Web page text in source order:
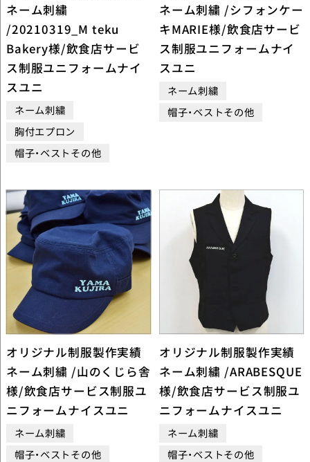
ネーム刺繍
/20210319_M teku
Bakery様/飲食店サービ
ス制服ユニフォームナイ
スユニ
ネーム刺繍
胸付エプロン
帽子・ベストその他
ネーム刺繍 /シフォンケー
キMARIE様/飲食店サービ
ス制服ユニフォームナイ
スユニ
ネーム刺繍
帽子・ベストその他
オリジナル制服製作実績
ネーム刺繍 /山のくじら舎
様/飲食店サービス制服ユ
ニフォームナイスユニ
ネーム刺繍
帽子・ベストその他
オリジナル制服製作実績
ネーム刺繍 /ARABESQUE
様/飲食店サービス制服ユ
ニフォームナイスユニ
ネーム刺繍
帽子・ベストその他